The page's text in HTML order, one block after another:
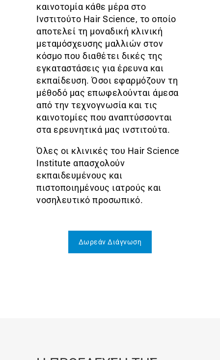
καινοτομία κάθε μέρα στο
Ινστιτούτο Hair Science, το οποίο
αποτελεί τη μοναδική κλινική
μεταμόσχευσης μαλλιών στον
κόσμο που διαθέτει δικές της
εγκαταστάσεις για έρευνα και
εκπαίδευση. Όσοι εφαρμόζουν τη
μέθοδό μας επωφελούνται άμεσα
από την τεχνογνωσία και τις
καινοτομίες που αναπτύσσονται
στα ερευνητικά μας ινστιτούτα.
Όλες οι κλινικές του Hair Science
Institute απασχολούν
εκπαιδευμένους και
πιστοποιημένους ιατρούς και
νοσηλευτικό προσωπικό.
Δωρεάν Διάγνωση